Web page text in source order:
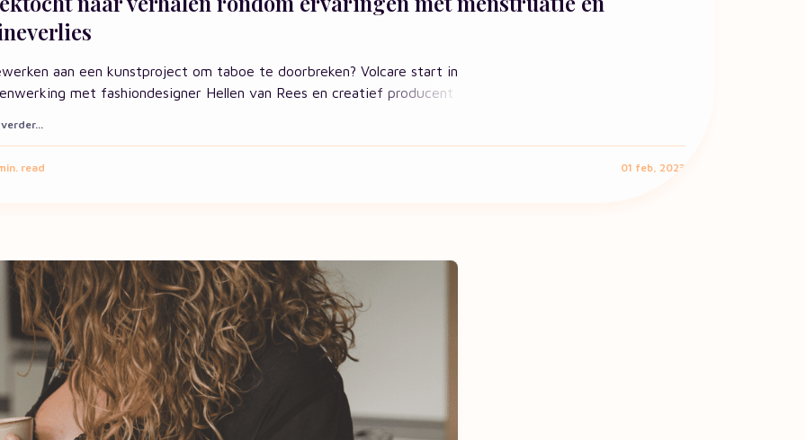
aan een kunstproject om taboe te doorbreken? Volcare start in
met fashiondesigner Hellen van Rees en creatief producent
read 01 feb, 2023